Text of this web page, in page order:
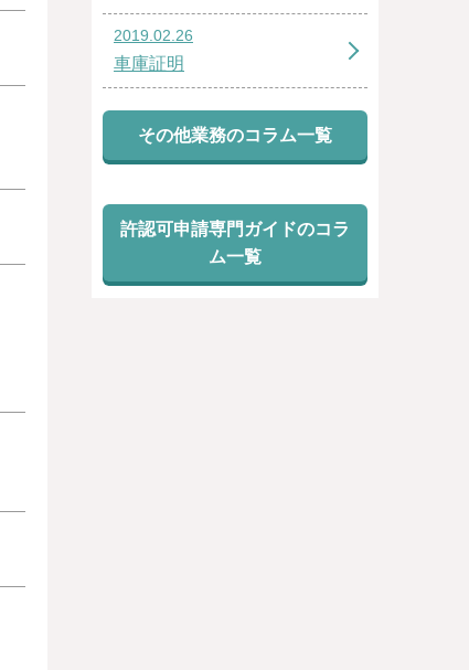
2019.02.26
車庫証明
その他業務のコラム一覧
許認可申請専門ガイドのコラ
ム一覧